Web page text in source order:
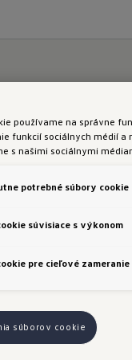
a
sa
vašom zornom
používame na správne
funkcií sociálnych médií a
s našimi sociálnymi
potrebné súbory cookie
súvisiace s výkonom
pre cieľové zameranie
súborov cookie